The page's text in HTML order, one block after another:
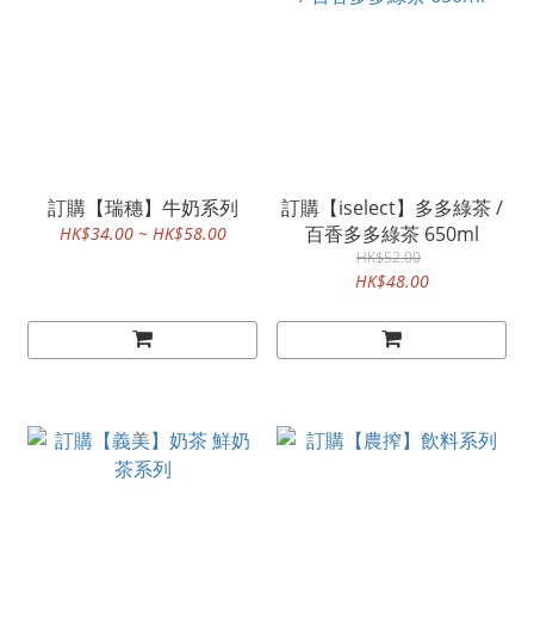
訂購【瑞穗】牛奶系列
HK$34.00 ~ HK$58.00
訂購【iselect】多多綠茶 /
百香多多綠茶 650ml
HK$52.00
HK$48.00